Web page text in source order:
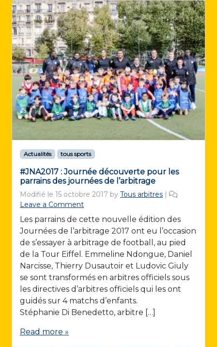
Actualités tous sports
#JNA2017 : Journée découverte pour les
parrains des journées de l’arbitrage
Modifié le 15 octobre 2017 by Tous arbitres |
Leave a Comment
Les parrains de cette nouvelle édition des
Journées de l’arbitrage 2017 ont eu l’occasion
de s’essayer à arbitrage de football, au pied
de la Tour Eiffel. Emmeline Ndongue, Daniel
Narcisse, Thierry Dusautoir et Ludovic Giuly
se sont transformés en arbitres officiels sous
les directives d’arbitres officiels qui les ont
guidés sur 4 matchs d’enfants.
Stéphanie Di Benedetto, arbitre […]
Read more »